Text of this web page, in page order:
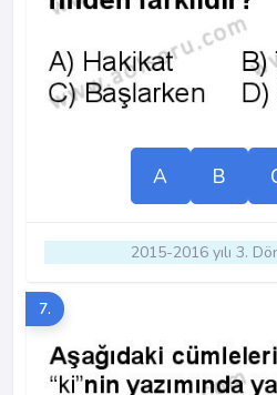
A B
2015-2016 yılı 3.
7.